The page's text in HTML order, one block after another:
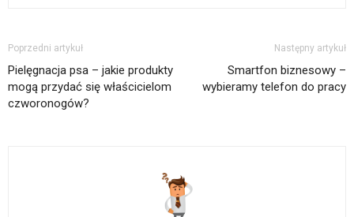
Poprzedni artykuł
Pielęgnacja psa – jakie produkty
mogą przydać się właścicielom
czworonogów?
Następny artykuł
Smartfon biznesowy –
wybieramy telefon do pracy